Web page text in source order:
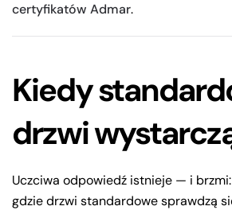
certyfikatów Admar.
Kiedy
drzwi
Uczciwa odpowiedź istnieje — i
gdzie drzwi standardowe sprawdzą